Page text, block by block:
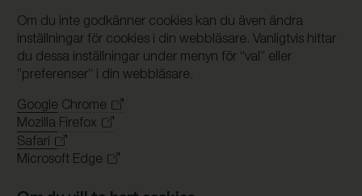
Om du inte godkänner cookies kan du även ändra
inställningar för cookies i din webbläsare. Vanligtvis hittar
du dessa inställningar under menyn för “val” eller
”preferenser” i din webbläsare.
Google Chrome
Mozilla Firefox
Safari
Microsoft Edge